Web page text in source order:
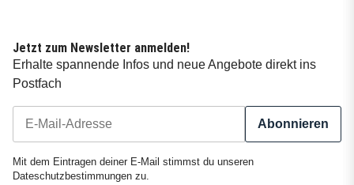
Jetzt zum Newsletter anmelden!
Erhalte spannende Infos und neue Angebote direkt ins
Postfach
Abonnieren
Mit dem Eintragen deiner E-Mail stimmst du unseren
Dateschutzbestimmungen zu.